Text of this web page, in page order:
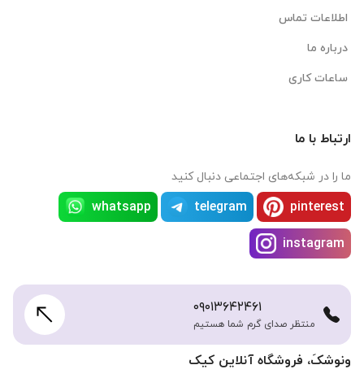
ونوشکَ، فروشگاه آنلاین کیک
اطلاعات تماس
درباره ما
ساعات کاری
ارتباط با ما
ما را در شبکه‌های اجتماعی دنبال کنید
pinterest
telegram
whatsapp
instagram
۰۹۰۱۳۶۴۲۴۶۱
منتظر صدای گرم شما هستیم